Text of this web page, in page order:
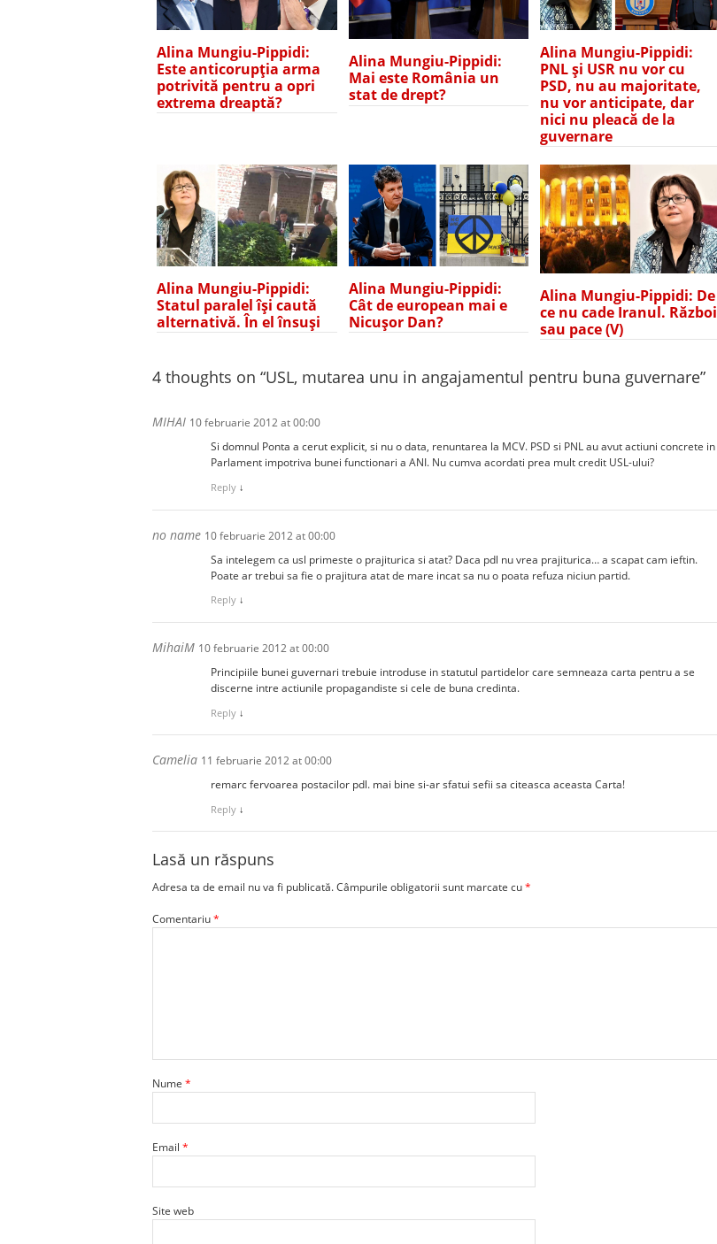
Alina Mungiu-Pippidi:
Este anticorupția arma
potrivită pentru a opri
extrema dreaptă?
Alina Mungiu-Pippidi:
Mai este România un
stat de drept?
Alina Mungiu-Pippidi:
PNL și USR nu vor cu
PSD, nu au majoritate,
nu vor anticipate, dar
nici nu pleacă de la
guvernare
Alina Mungiu-Pippidi:
Statul paralel își caută
alternativă. În el însuși
Alina Mungiu-Pippidi:
Cât de european mai e
Nicușor Dan?
Alina Mungiu-Pippidi: De
ce nu cade Iranul. Război
sau pace (V)
4 thoughts on “USL, mutarea unu in angajamentul pentru buna guvernare”
MIHAI 10 februarie 2012 at 00:00
Si domnul Ponta a cerut explicit, si nu o data, renuntarea la MCV. PSD si PNL au avut actiuni concrete in
Parlament impotriva bunei functionari a ANI. Nu cumva acordati prea mult credit USL-ului?
Reply ↓
no name 10 februarie 2012 at 00:00
Sa intelegem ca usl primeste o prajiturica si atat? Daca pdl nu vrea prajiturica… a scapat cam ieftin.
Poate ar trebui sa fie o prajitura atat de mare incat sa nu o poata refuza niciun partid.
Reply ↓
MihaiM 10 februarie 2012 at 00:00
Principiile bunei guvernari trebuie introduse in statutul partidelor care semneaza carta pentru a se
discerne intre actiunile propagandiste si cele de buna credinta.
Reply ↓
Camelia 11 februarie 2012 at 00:00
remarc fervoarea postacilor pdl. mai bine si-ar sfatui sefii sa citeasca aceasta Carta!
Reply ↓
Lasă un răspuns
Adresa ta de email nu va fi publicată.Câmpurile obligatorii sunt marcate cu*
Comentariu*
Nume *
Email *
Site web